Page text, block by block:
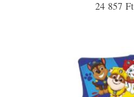
24 857 Ft